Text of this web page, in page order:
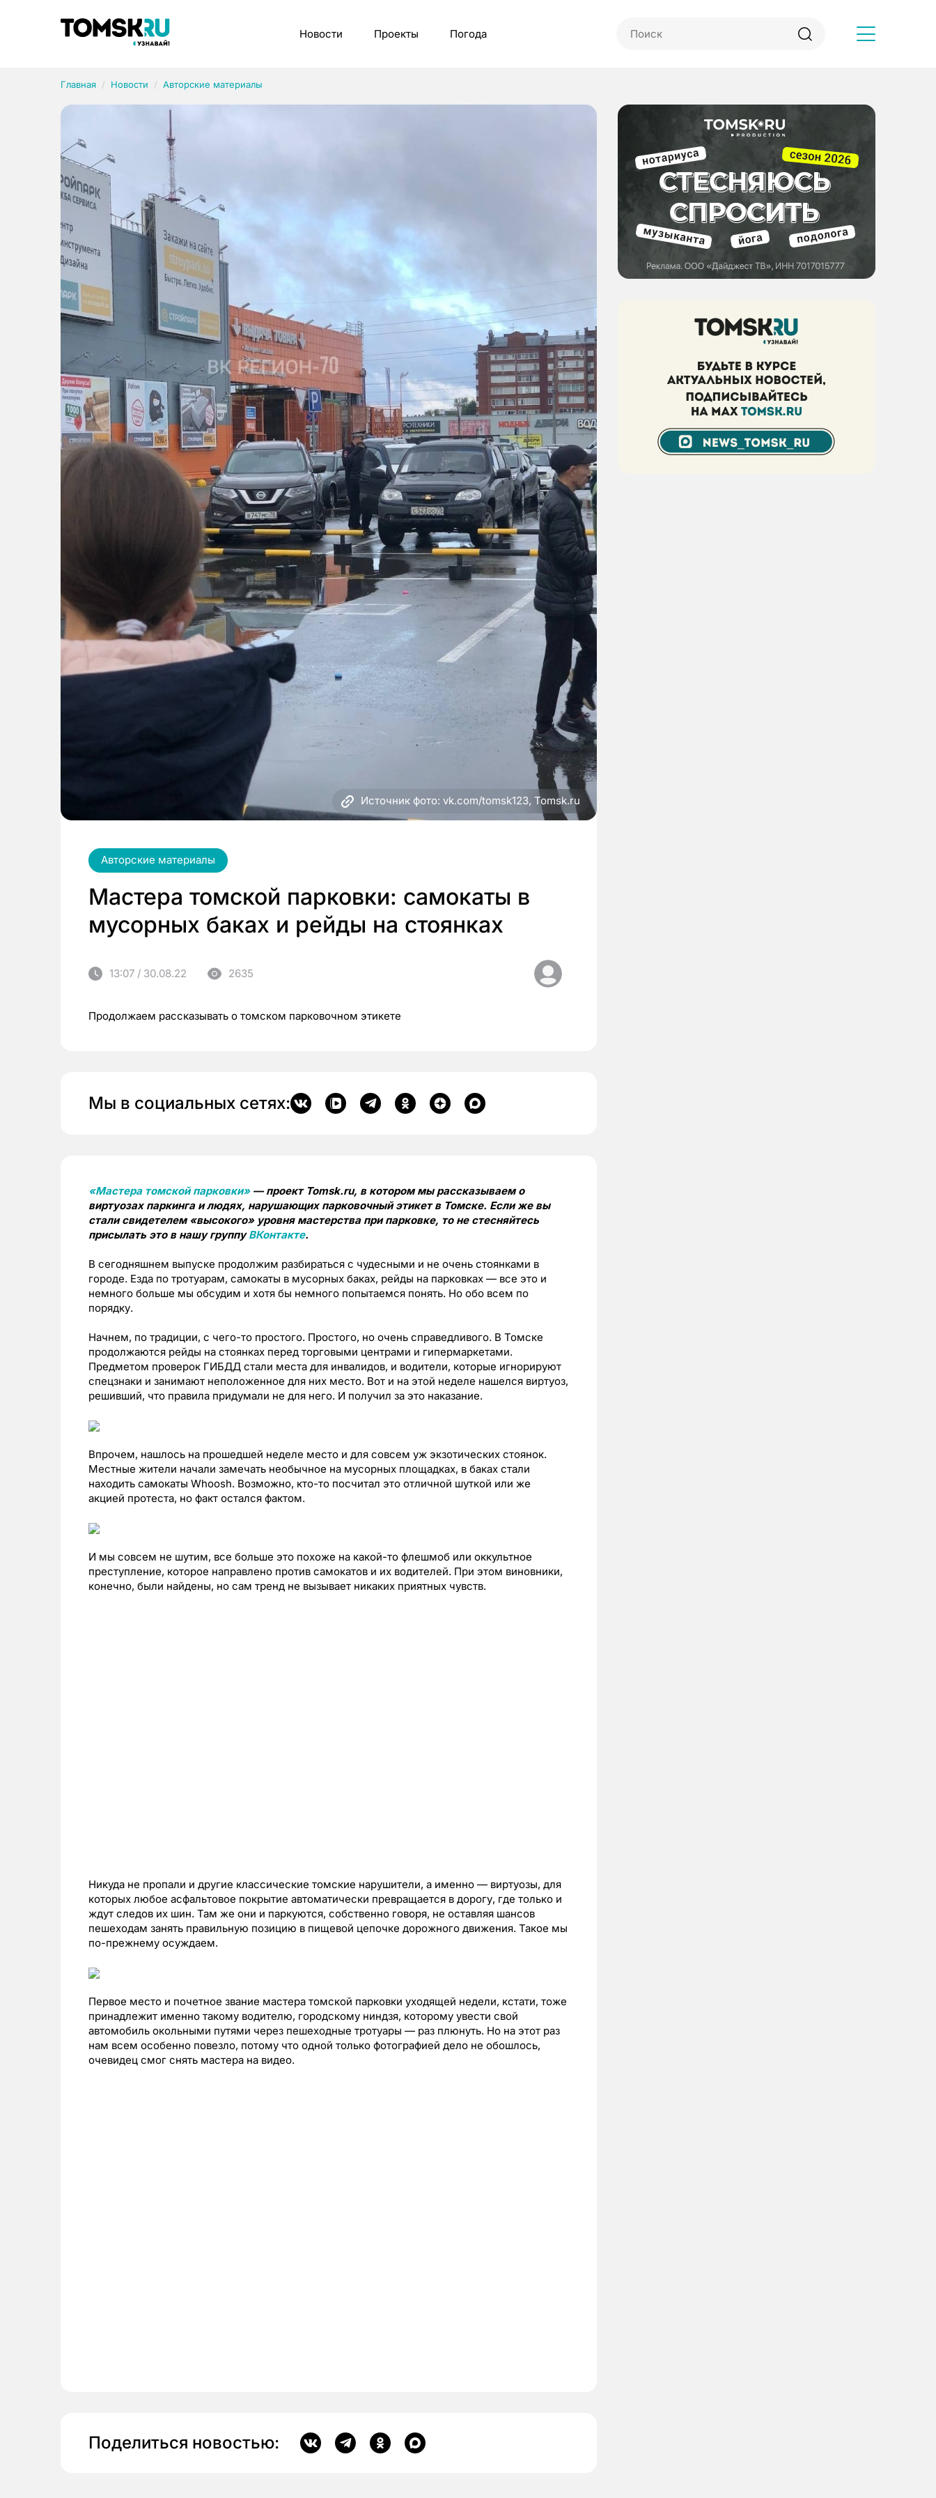
Новости Проекты Погода
Главная Новости Авторские материалы
Источник фото: vk.com/tomsk123, Tomsk.ru
Авторские материалы
Мастера томской парковки: самокаты в
мусорных баках и рейды на стоянках
13:07 / 30.08.22 2635
Продолжаем рассказывать о томском парковочном этикете
Мы в социальных сетях:
«Мастера томской парковки»— проект Tomsk.ru, в котором мы рассказываем о
виртуозах паркинга и людях, нарушающих парковочный этикет в Томске. Если же вы
стали свидетелем «высокого» уровня мастерства при парковке, то не стесняйтесь
присылать это в нашу группуВКонтакте.
В сегодняшнем выпуске продолжим разбираться с чудесными и не очень стоянками в
городе. Езда по тротуарам, самокаты в мусорных баках, рейды на парковках — все это и
немного больше мы обсудим и хотя бы немного попытаемся понять. Но обо всем по
порядку.
Начнем, по традиции, с чего-то простого. Простого, но очень справедливого. В Томске
продолжаются рейды на стоянках перед торговыми центрами и гипермаркетами.
Предметом проверок ГИБДД стали места для инвалидов, и водители, которые игнорируют
спецзнаки и занимают неположенное для них место. Вот и на этой неделе нашелся виртуоз,
решивший, что правила придумали не для него. И получил за это наказание.
Впрочем, нашлось на прошедшей неделе место и для совсем уж экзотических стоянок.
Местные жители начали замечать необычное на мусорных площадках, в баках стали
находить самокаты Whoosh. Возможно, кто-то посчитал это отличной шуткой или же
акцией протеста, но факт остался фактом.
И мы совсем не шутим, все больше это похоже на какой-то флешмоб или оккультное
преступление, которое направлено против самокатов и их водителей. При этом виновники,
конечно, были найдены, но сам тренд не вызывает никаких приятных чувств.
Никуда не пропали и другие классические томские нарушители, а именно — виртуозы, для
которых любое асфальтовое покрытие автоматически превращается в дорогу, где только и
ждут следов их шин. Там же они и паркуются, собственно говоря, не оставляя шансов
пешеходам занять правильную позицию в пищевой цепочке дорожного движения. Такое мы
по-прежнему осуждаем.
Первое место и почетное звание мастера томской парковки уходящей недели, кстати, тоже
принадлежит именно такому водителю, городскому ниндзя, которому увести свой
автомобиль окольными путями через пешеходные тротуары — раз плюнуть. Но на этот раз
нам всем особенно повезло, потому что одной только фотографией дело не обошлось,
очевидец смог снять мастера на видео.
Поделиться новостью:
Рубрики